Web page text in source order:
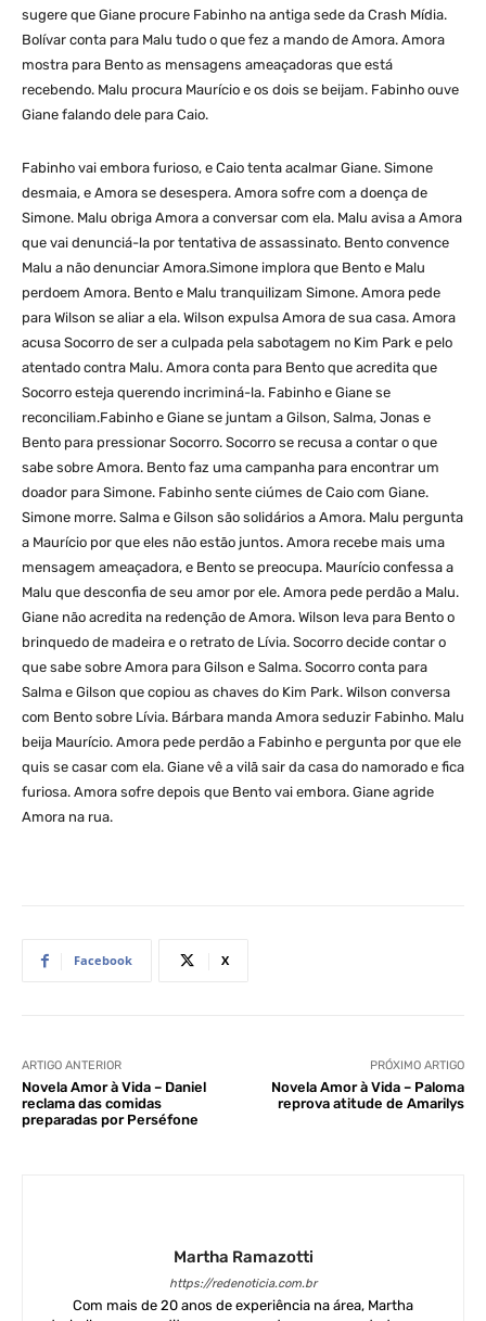
sugere que Giane procure Fabinho na antiga sede da Crash Mídia.
Bolívar conta para Malu tudo o que fez a mando de Amora. Amora
mostra para Bento as mensagens ameaçadoras que está
recebendo. Malu procura Maurício e os dois se beijam. Fabinho ouve
Giane falando dele para Caio.
Fabinho vai embora furioso, e Caio tenta acalmar Giane. Simone
desmaia, e Amora se desespera. Amora sofre com a doença de
Simone. Malu obriga Amora a conversar com ela. Malu avisa a Amora
que vai denunciá-la por tentativa de assassinato. Bento convence
Malu a não denunciar Amora.Simone implora que Bento e Malu
perdoem Amora. Bento e Malu tranquilizam Simone. Amora pede
para Wilson se aliar a ela. Wilson expulsa Amora de sua casa. Amora
acusa Socorro de ser a culpada pela sabotagem no Kim Park e pelo
atentado contra Malu. Amora conta para Bento que acredita que
Socorro esteja querendo incriminá-la. Fabinho e Giane se
reconciliam.Fabinho e Giane se juntam a Gilson, Salma, Jonas e
Bento para pressionar Socorro. Socorro se recusa a contar o que
sabe sobre Amora. Bento faz uma campanha para encontrar um
doador para Simone. Fabinho sente ciúmes de Caio com Giane.
Simone morre. Salma e Gilson são solidários a Amora. Malu pergunta
a Maurício por que eles não estão juntos. Amora recebe mais uma
mensagem ameaçadora, e Bento se preocupa. Maurício confessa a
Malu que desconfia de seu amor por ele. Amora pede perdão a Malu.
Giane não acredita na redenção de Amora. Wilson leva para Bento o
brinquedo de madeira e o retrato de Lívia. Socorro decide contar o
que sabe sobre Amora para Gilson e Salma. Socorro conta para
Salma e Gilson que copiou as chaves do Kim Park. Wilson conversa
com Bento sobre Lívia. Bárbara manda Amora seduzir Fabinho. Malu
beija Maurício. Amora pede perdão a Fabinho e pergunta por que ele
quis se casar com ela. Giane vê a vilã sair da casa do namorado e fica
furiosa. Amora sofre depois que Bento vai embora. Giane agride
Amora na rua.
Facebook X
ARTIGO ANTERIOR
Novela Amor à Vida – Daniel
reclama das comidas
preparadas por Perséfone
PRÓXIMO ARTIGO
Novela Amor à Vida – Paloma
reprova atitude de Amarilys
Martha Ramazotti
https://redenoticia.com.br
Com mais de 20 anos de experiência na área, Martha